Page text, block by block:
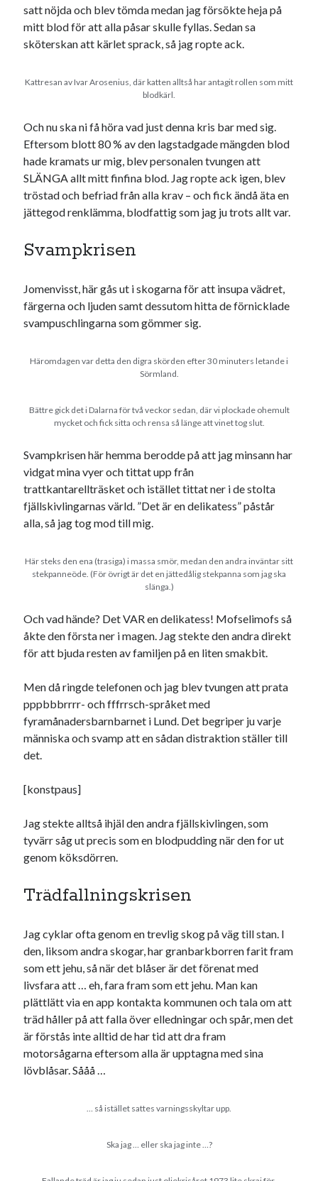
Pejpalla!
Swish: 070-8885542
satt nöjda och blev tömda medan jag försökte heja på
mitt blod för att alla påsar skulle fyllas. Sedan sa
sköterskan att kärlet sprack, så jag ropte ack.
Kattresan av Ivar Arosenius, där katten alltså har antagit rollen som mitt
blodkärl.
Och nu ska ni få höra vad just denna kris bar med sig.
Eftersom blott 80 % av den lagstadgade mängden blod
hade kramats ur mig, blev personalen tvungen att
SLÄNGA allt mitt finfina blod. Jag ropte ack igen, blev
tröstad och befriad från alla krav – och fick ändå äta en
jättegod renklämma, blodfattig som jag ju trots allt var.
Svampkrisen
Jomenvisst, här gås ut i skogarna för att insupa vädret,
färgerna och ljuden samt dessutom hitta de förnicklade
svampuschlingarna som gömmer sig.
Häromdagen var detta den digra skörden efter 30 minuters letande i
Sörmland.
Bättre gick det i Dalarna för två veckor sedan, där vi plockade ohemult
mycket och fick sitta och rensa så länge att vinet tog slut.
Svampkrisen här hemma berodde på att jag minsann har
vidgat mina vyer och tittat upp från
trattkantarellträsket och istället tittat ner i de stolta
fjällskivlingarnas värld. ”Det är en delikatess” påstår
alla, så jag tog mod till mig.
Här steks den ena (trasiga) i massa smör, medan den andra inväntar sitt
stekpanneöde. (För övrigt är det en jättedålig stekpanna som jag ska
slänga.)
Och vad hände? Det VAR en delikatess! Mofselimofs så
åkte den första ner i magen. Jag stekte den andra direkt
för att bjuda resten av familjen på en liten smakbit.
Men då ringde telefonen och jag blev tvungen att prata
pppbbbrrrr- och fffrrsch-språket med
fyramånadersbarnbarnet i Lund. Det begriper ju varje
människa och svamp att en sådan distraktion ställer till
det.
[konstpaus]
Jag stekte alltså ihjäl den andra fjällskivlingen, som
tyvärr såg ut precis som en blodpudding när den for ut
genom köksdörren.
Trädfallningskrisen
Jag cyklar ofta genom en trevlig skog på väg till stan. I
den, liksom andra skogar, har granbarkborren farit fram
som ett jehu, så när det blåser är det förenat med
livsfara att … eh, fara fram som ett jehu. Man kan
plättlätt via en app kontakta kommunen och tala om att
träd håller på att falla över elledningar och spår, men det
är förstås inte alltid de har tid att dra fram
motorsågarna eftersom alla är upptagna med sina
lövblåsar. Sååå …
… så istället sattes varningsskyltar upp.
Ska jag … eller ska jag inte …?